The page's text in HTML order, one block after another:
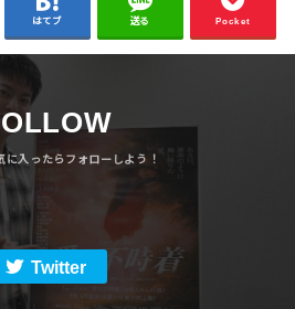
はてブ 送る Pocket
Twitter